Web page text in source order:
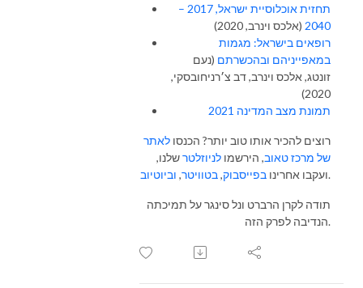
תחזית אוכלוסיית ישראל, 2017­ –
2040 (אלכס וינרב, 2020)
רופאים בישראל: מגמות
במאפייניהם ובהכשרתם (נעם
זונטג, אלכס וינרב, דב צ׳רניחובסקי,
2020)
תמונת מצב המדינה 2021
רוצים להכיר אותו טוב יותר? הכנסו לאתר
של מרכז טאוב, הירשמו לניוזלטרשלנו,
ועקבו אחרינו בפייסבוק,בטוויטר, וביוטיוב .
תודה לקרן הרברט ונל סינגר על תמיכתה
הנדיבה לפרק הזה.